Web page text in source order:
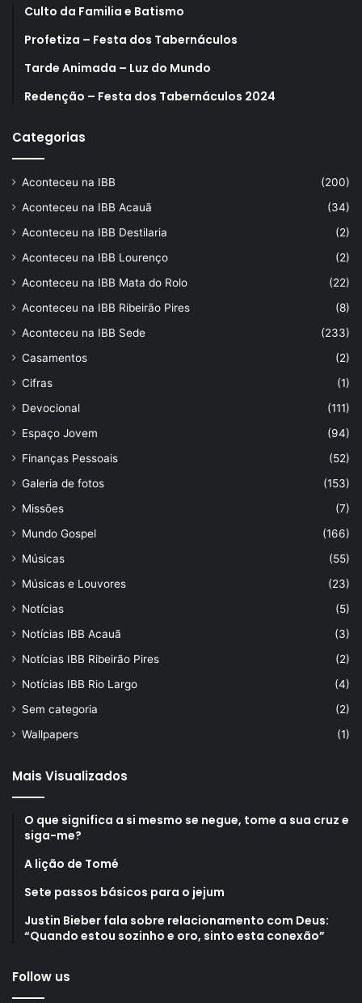
Culto da Familia e Batismo
Profetiza – Festa dos Tabernáculos
Tarde Animada – Luz do Mundo
Redenção – Festa dos Tabernáculos 2024
Categorias
Aconteceu na IBB
(200)
Aconteceu na IBB Acauã
(34)
Aconteceu na IBB Destilaria
(2)
Aconteceu na IBB Lourenço
(2)
Aconteceu na IBB Mata do Rolo
(22)
Aconteceu na IBB Ribeirão Pires
(8)
Aconteceu na IBB Sede
(233)
Casamentos
(2)
Cifras
(1)
Devocional
(111)
Espaço Jovem
(94)
Finanças Pessoais
(52)
Galeria de fotos
(153)
Missões
(7)
Mundo Gospel
(166)
Músicas
(55)
Músicas e Louvores
(23)
Notícias
(5)
Notícias IBB Acauã
(3)
Notícias IBB Ribeirão Pires
(2)
Notícias IBB Rio Largo
(4)
Sem categoria
(2)
Wallpapers
(1)
Mais Visualizados
O que significa a si mesmo se negue, tome a sua cruz e
siga-me?
A lição de Tomé
Sete passos básicos para o jejum
Justin Bieber fala sobre relacionamento com Deus:
“Quando estou sozinho e oro, sinto esta conexão”
Follow us